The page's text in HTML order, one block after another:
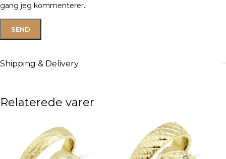
gang jeg kommenterer.
Shipping & Delivery
Relaterede varer